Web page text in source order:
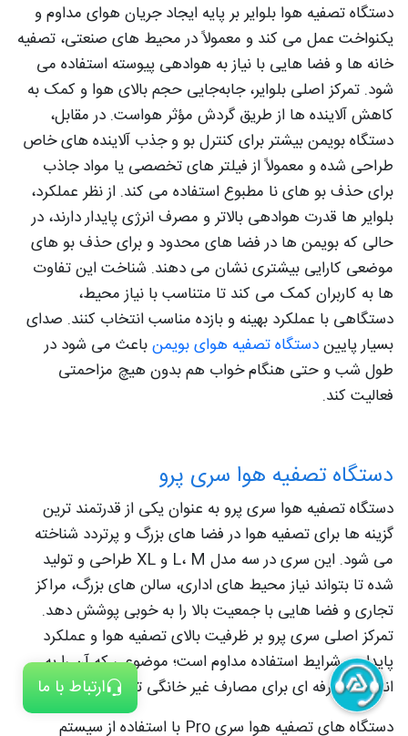
ارتباط با ما
دستگاه تصفیه هوا بلوایر بر پایه ایجاد جریان هوای مداوم و
یکنواخت عمل می‌ کند و معمولاً در محیط‌ های صنعتی، تصفیه‌
خانه‌ ها و فضا هایی با نیاز به هوادهی پیوسته استفاده می‌
شود. تمرکز اصلی بلوایر، جابه‌جایی حجم بالای هوا و کمک به
کاهش آلاینده‌ ها از طریق گردش مؤثر هواست. در مقابل،
دستگاه بویمن بیشتر برای کنترل بو و جذب آلاینده‌ های خاص
طراحی شده و معمولاً از فیلتر های تخصصی یا مواد جاذب
برای حذف بو های نا مطبوع استفاده می کند. از نظر عملکرد،
بلوایر ها قدرت هوادهی بالاتر و مصرف انرژی پایدار دارند، در
حالی که بویمن‌ ها در فضا های محدود و برای حذف بو های
موضعی کارایی بیشتری نشان می‌ دهند. شناخت این تفاوت‌
ها به کاربران کمک می‌ کند تا متناسب با نیاز محیط،
دستگاهی با عملکرد بهینه و بازده مناسب انتخاب کنند. صدای
بسیار پاییندستگاه تصفیه هوای بویمنباعث می‌ شود در
طول شب و حتی هنگام خواب هم بدون هیچ مزاحمتی
فعالیت کند.
دستگاه تصفیه هوا سری پرو
دستگاه تصفیه هوا سری پرو به‌ عنوان یکی از قدرتمند ترین
گزینه‌ ها برای تصفیه هوا در فضا های بزرگ و پرتردد شناخته
می‌ شود. این سری در سه مدل L، M و XL طراحی و تولید
شده تا بتواند نیاز محیط‌ های اداری، سالن‌ های بزرگ، مراکز
تجاری و فضا هایی با جمعیت بالا را به‌ خوبی پوشش دهد.
تمرکز اصلی سری پرو بر ظرفیت بالای تصفیه هوا و عملکرد
پایدار در شرایط استفاده مداوم است؛ موضوعی که آن را به
انتخابی حرفه‌ ای برای مصارف غیر خانگی تبدیل می‌ کند.
دستگاه‌ های تصفیه هوا سری Pro با استفاده از سیستم